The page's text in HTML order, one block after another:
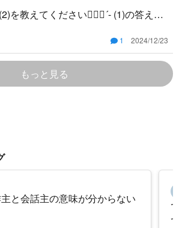
えてください🙇🏻‍♀️‪‪´- (1)の答えは
1 2024/12/23
もっと見る